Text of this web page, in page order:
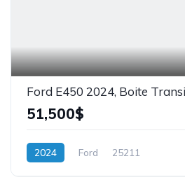
51,500$
2024 Ford 25211